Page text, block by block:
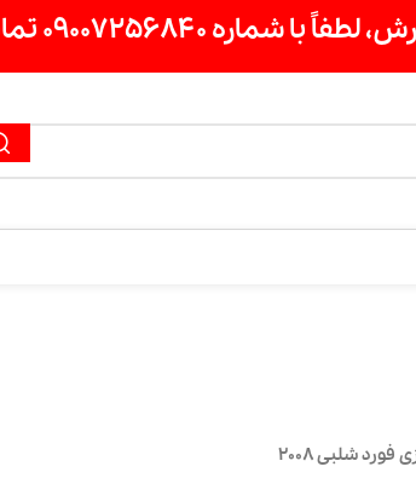
بگیرید »»